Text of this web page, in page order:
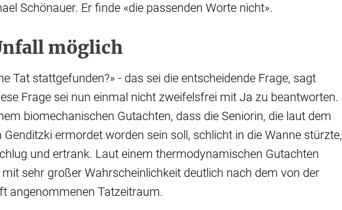
Schönauer. Er finde «die passenden Worte nicht».
möglich
Tat stattgefunden?» - das sei die entscheidende Frage, sagt
Frage sei nun einmal nicht zweifelsfrei mit Ja zu beantworten.
biomechanischen Gutachten, dass die Seniorin, die laut dem
ermordet worden sein soll, schlicht in die Wanne stürzte,
und ertrank. Laut einem thermodynamischen Gutachten
sehr großer Wahrscheinlichkeit deutlich nach dem von der
angenommenen Tatzeitraum.